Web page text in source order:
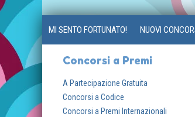
MI SENTO FORTUNATO! NUOVI
Concorsi a Premi
A Partecipazione Gratuita
Concorsi a Codice
Concorsi a Premi Internazionali